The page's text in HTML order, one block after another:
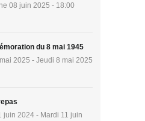
08 juin 2025 - 18:00
du 8 mai 1945
2025 - Jeudi 8 mai 2025
juin 2024 - Mardi 11 juin